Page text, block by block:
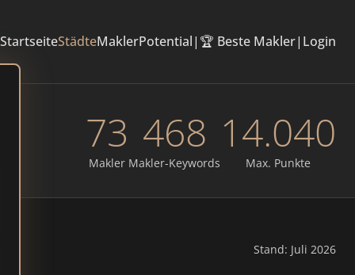
StartseiteStädteMaklerPotential| 🏆 Beste Makler| Login
73
Makler
468
Makler-Keywords
14.040
Max. Punkte
Stand: Juli 2026